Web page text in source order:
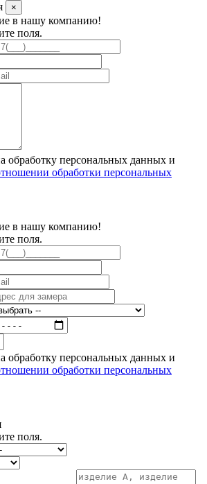
×
в нашу компанию!
поля.
обработку персональных данных и
обработки персональных
в нашу компанию!
поля.
обработку персональных данных и
обработки персональных
поля.